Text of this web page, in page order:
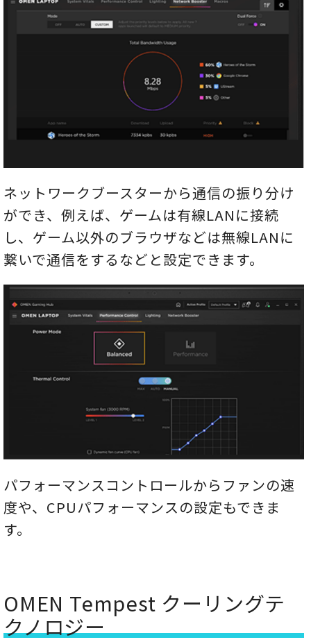
ネットワークブースターから通信の振り分け
ができ、例えば、ゲームは有線LANに接続
し、ゲーム以外のブラウザなどは無線LANに
繋いで通信をするなどと設定できます。
パフォーマンスコントロールからファンの速
度や、CPUパフォーマンスの設定もできま
す。
OMEN Tempest クーリングテ
クノロジー